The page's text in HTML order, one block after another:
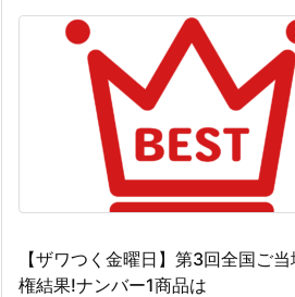
【ザワつく金曜日】第3回全国ご
権結果!ナンバー1商品は